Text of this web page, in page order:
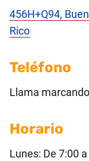
456H+Q94,
Rico
Teléfono
Llama
Horario
Lunes: De 7:00